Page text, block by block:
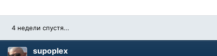
4 недели спустя...
supoplex